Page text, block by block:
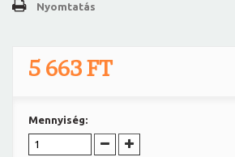
Nyomtatás
5 663 FT
Mennyiség: